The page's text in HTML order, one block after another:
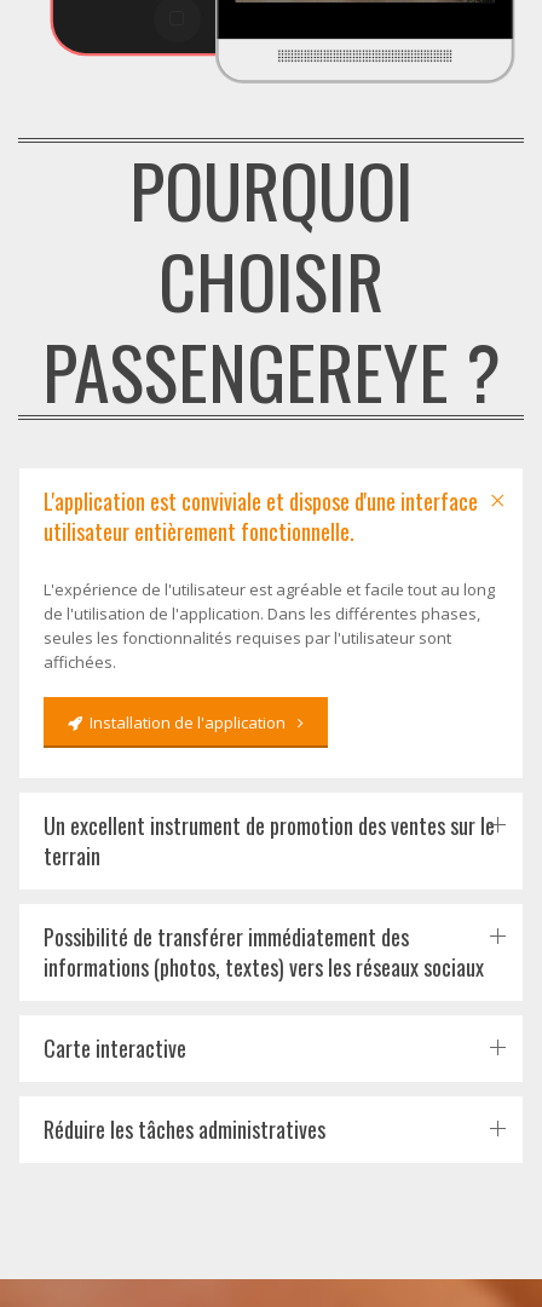
POURQUOI
CHOISIR
PASSENGEREYE ?
L'application est conviviale et dispose d'une interface
utilisateur entièrement fonctionnelle.
L'expérience de l'utilisateur est agréable et facile tout au long
de l'utilisation de l'application. Dans les différentes phases,
seules les fonctionnalités requises par l'utilisateur sont
affichées.
Installation de l'application
Un excellent instrument de promotion des ventes sur le
terrain
Possibilité de transférer immédiatement des
informations (photos, textes) vers les réseaux sociaux
Carte interactive
Réduire les tâches administratives